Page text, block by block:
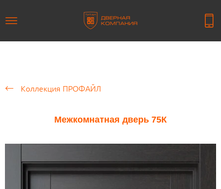
Коллекция ПРОФАЙЛ
Межкомнатная дверь 75К